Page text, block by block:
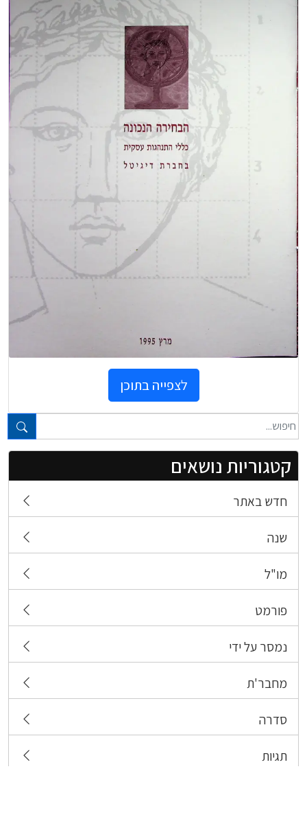
טקסט חופשי...
קטגוריות נושאים
חדש באתר
שנה
מו"ל
פורמט
נמסר על ידי
מחבר'ת
סדרה
תגיות
לצפייה בתוכן